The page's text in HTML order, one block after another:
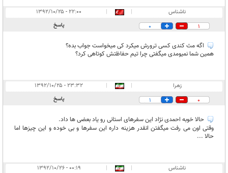
ناشناس |
|
۲۲:۰۰ - ۱۳۹۲/۱۰/۲۵
1
0 پاسخ
اگه مث کندی کسی ترورش میکرد کی میخواست جواب بده؟
همین شما نمیومدی میگفتی چرا تیم حفاظتش کوتاهی کرد؟
زهرا |
|
۲۳:۳۲ - ۱۳۹۲/۱۰/۲۵
0
1 پاسخ
حالا خوبه احمدی نژاد این سفرهای استانی رو یاد بعضی ها داد.
وقتی اون می رفت میگفتن انقدر هزینه داره این سفرها و بی خوده و این چیزها اما
حالا ...
ناشناس |
|
۰۰:۱۹ - ۱۳۹۲/۱۰/۲۶